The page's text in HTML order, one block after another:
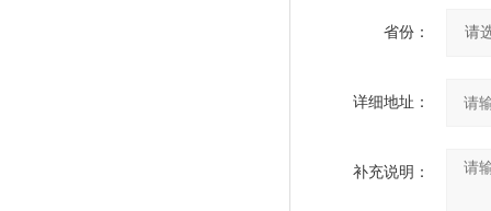
省份：
详细地址：
补充说明：